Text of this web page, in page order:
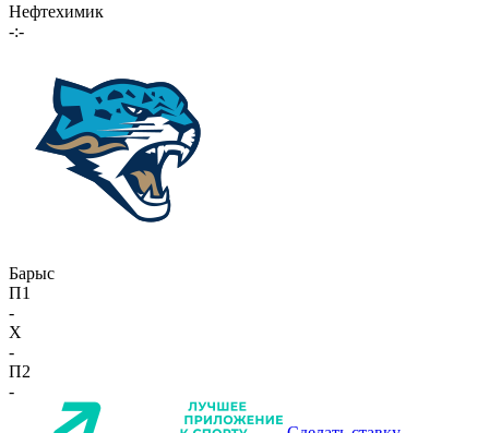
Нефтехимик
-:-
Барыс
П1
-
X
-
П2
-